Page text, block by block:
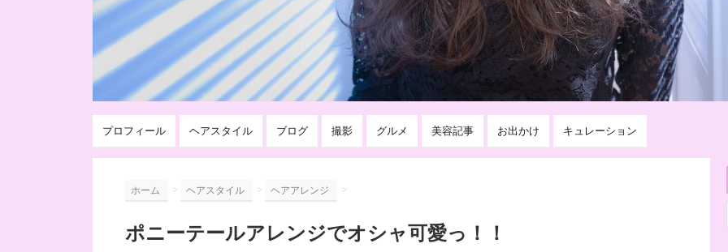
プロフィール ヘアスタイル ブログ 撮影 グルメ 美容記事 お出かけ キュレーション
ホーム > ヘアスタイル > ヘアアレンジ >
ポニーテールアレンジでオシャ可愛っ！！